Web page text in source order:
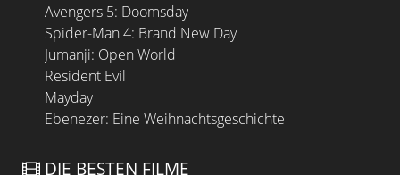
Avengers 5: Doomsday
Spider-Man 4: Brand New Day
Jumanji: Open World
Resident Evil
Mayday
Ebenezer: Eine Weihnachtsgeschichte
DIE BESTEN FILME